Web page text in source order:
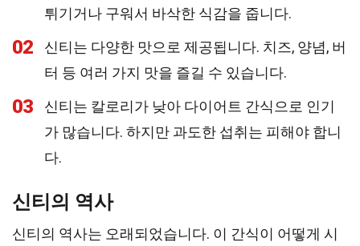
튀기거나 구워서 바삭한 식감을 줍니다.
02
신티는 다양한 맛으로 제공됩니다. 치즈, 양념, 버
터 등 여러 가지 맛을 즐길 수 있습니다.
03
신티는 칼로리가 낮아 다이어트 간식으로 인기
가 많습니다. 하지만 과도한 섭취는 피해야 합니
다.
신티의 역사
신티의 역사는 오래되었습니다. 이 간식이 어떻게 시